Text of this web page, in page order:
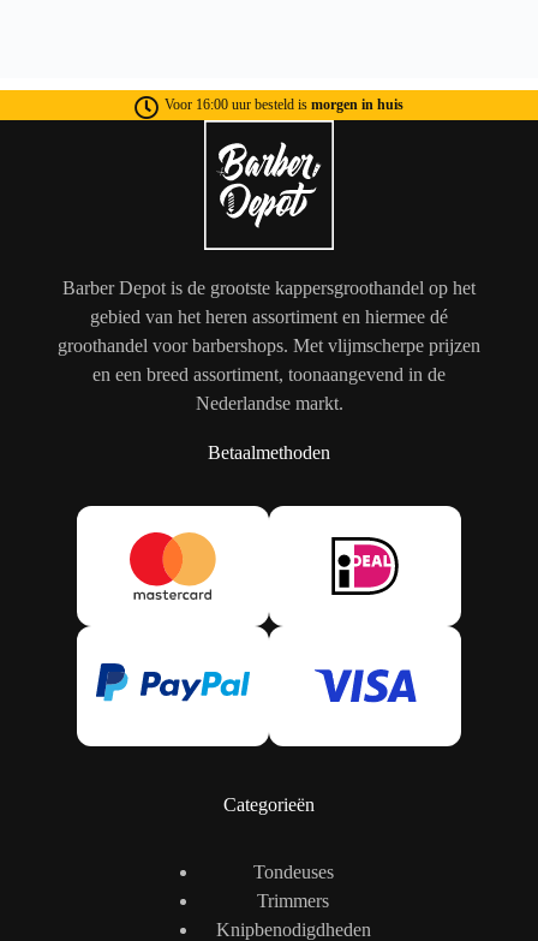
Voor 16:00 uur besteld is morgen in huis
Barber Depot is de grootste kappersgroothandel op het
gebied van het heren assortiment en hiermee dé
groothandel voor barbershops. Met vlijmscherpe prijzen
en een breed assortiment, toonaangevend in de
Nederlandse markt.
Betaalmethoden
Categorieën
Tondeuses
Trimmers
Knipbenodigdheden